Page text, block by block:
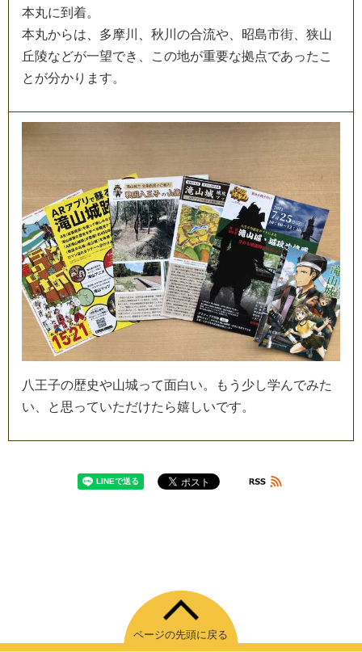
本丸に到 着。
本丸からは 多摩川 秋 川 の合流や 昭島市街 狭山
丘 陵などが一望でき こ の地が重要な拠点であった こ
と が分かり ま す。
八 王子の歴史や山城って面白い。 も う 少し学んでみた
い
と 思っていただけた ら嬉しいです。
ページの先頭に戻る